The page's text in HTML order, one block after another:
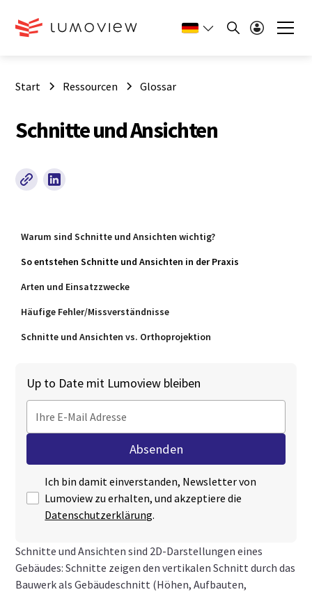
Start Ressourcen Glossar
Schnitte und Ansichten
Schnitte und Ansichten sind 2D‑Darstellungen eines
Gebäudes: Schnitte zeigen den vertikalen Schnitt durch das
Bauwerk als Gebäudeschnitt (Höhen, Aufbauten,
Warum sind Schnitte und Ansichten wichtig?
So entstehen Schnitte und Ansichten in der Praxis
Arten und Einsatzzwecke
Häufige Fehler/Missverständnisse
Schnitte und Ansichten vs. Orthoprojektion
Up to Date mit Lumoview bleiben
Ich bin damit einverstanden, Newsletter von
Lumoview zu erhalten, und akzeptiere die
Datenschutzerklärung.